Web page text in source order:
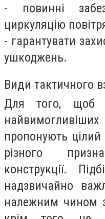
- повинні
циркуляцію
- гарантувати
ушкоджень.
Види тактичного
Для того, щоб
пропонують цілий
різного
конструкції.
надзвичайно
належним чином